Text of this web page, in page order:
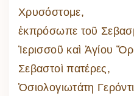
Χρυσόστομε,
ἐκπρόσωπε τοῦ
Ἰερισσοῦ καὶ Ἁγίου
Σεβαστοὶ πατέρες,
Ὁσιολογιωτάτη